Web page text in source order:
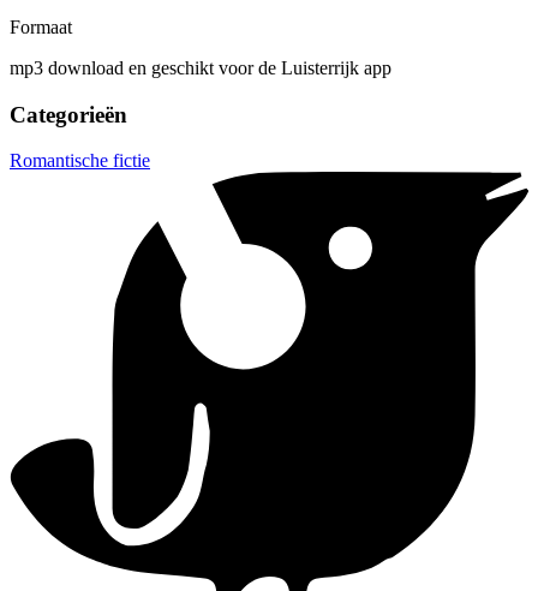
Formaat
mp3 download en geschikt voor de Luisterrijk app
Categorieën
Romantische fictie